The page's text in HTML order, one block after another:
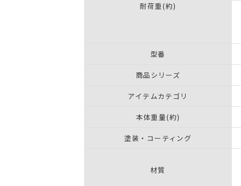
耐荷重(約)
型番
商品シリーズ
アイテムカテゴリ
本体重量(約)
塗装・コーティング
材質